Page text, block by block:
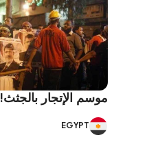
موسم الإتجار بالجثث!
EGYPT